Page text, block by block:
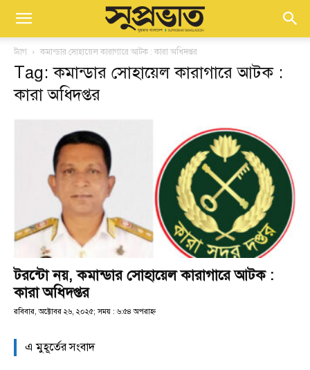
ট্যাগ কমান্ডার সোহায়েল কারাগারে আটক : কারা অধিদপ্তর
Tag: কমান্ডার সোহায়েল কারাগারে আটক :
কারা অধিদপ্তর
টরন্টো নয়, কমান্ডার সোহায়েল কারাগারে আটক :
কারা অধিদপ্তর
রবিবার, অক্টোবর ২৬, ২০২৫; সময় : ৬:৫৪ অপরাহ্ণ
এ মুহূর্তের সংবাদ